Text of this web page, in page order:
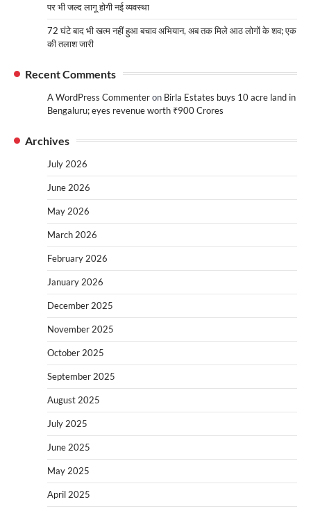
पर भी जल्द लागू होगी नई व्यवस्था
72 घंटे बाद भी खत्म नहीं हुआ बचाव अभियान, अब तक मिले आठ लोगों के शव; एक
की तलाश जारी
Recent Comments
A WordPress Commenteron Birla Estates buys 10 acre land in
Bengaluru; eyes revenue worth ₹900 Crores
Archives
July 2026
June 2026
May 2026
March 2026
February 2026
January 2026
December 2025
November 2025
October 2025
September 2025
August 2025
July 2025
June 2025
May 2025
April 2025